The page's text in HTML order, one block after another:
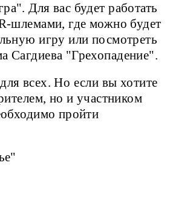
Для вас будет работать
шлемами, где можно будет
игру или посмотреть
Сагдиева "Грехопадение".
всех. Но если вы хотите
но и участником
пройти